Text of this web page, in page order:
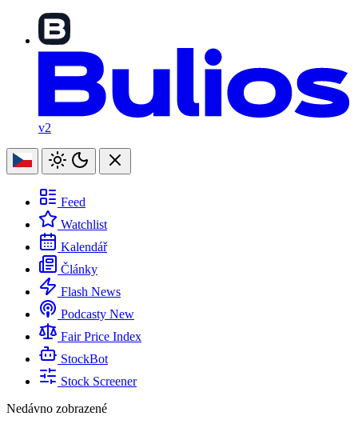
v2
Feed
Watchlist
Kalendář
Články
Flash News
Podcasty New
Fair Price Index
StockBot
Stock Screener
Nedávno zobrazené